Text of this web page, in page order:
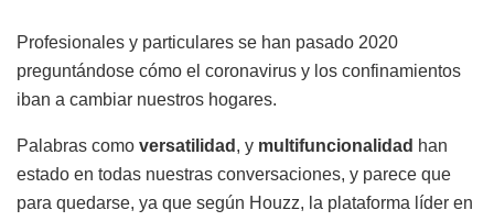
Profesionales y particulares se han pasado 2020
preguntándose cómo el coronavirus y los confinamientos
iban a cambiar nuestros hogares.
Palabras como versatilidad , y multifuncionalidad han
estado en todas nuestras conversaciones, y parece que
para quedarse, ya que según Houzz, la plataforma líder en